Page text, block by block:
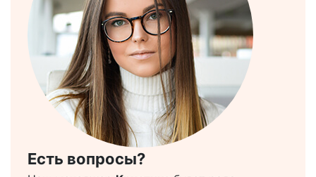
Есть вопросы?